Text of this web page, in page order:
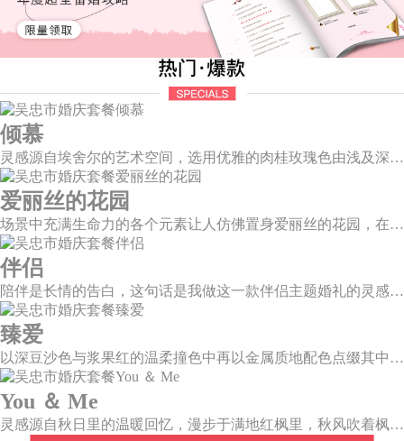
倾慕
灵感源自埃舍尔的艺术空间，选用优雅的肉桂玫瑰色由浅及深层层浸润，尽显复古柔情。婚礼以解构主义的风格，呈现不规则几何形状多种角度的拼合，带来丰富的视觉层次。
爱丽丝的花园
场景中充满生命力的各个元素让人仿佛置身爱丽丝的花园，在灼灼夏日迎面扑来一袭凉风，想化身精灵仙子，在瑰丽绚烂的花园里起舞。
伴侣
陪伴是长情的告白，这句话是我做这一款伴侣主题婚礼的灵感。今年大热的珊瑚橙带来了一如陪伴的温暖和细腻，半圆为载体的发光情侣头像深情对望，一起组成完整的圆环，一如初见时的美好，又似陪伴一生的美满。
臻爱
以深豆沙色与浆果红的温柔撞色中再以金属质地配色点缀其中，张弛之中打造一个柔和且独立的婚礼空间。别致质感而又不失浪漫温情，拉开了如电影唯美诗意的篇章。
You ＆ Me
灵感源自秋日里的温暖回忆，漫步于满地红枫里，秋风吹着枫叶飒飒作响，我看着漫天的霞光，脑海里灵感渐渐浮现，希望绘出一场如秋意般温柔的婚礼，将所有的美好定格于此。